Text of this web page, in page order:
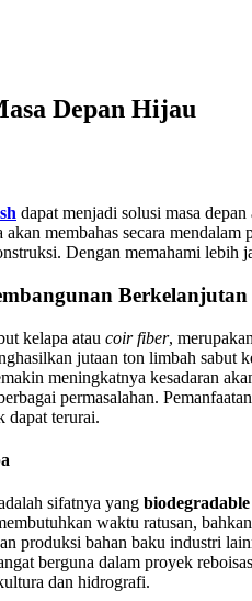
Depan Hijau
dapat menjadi solusi masa
membahas secara
Dengan memahami
Berkelanjutan
kelapa atau coir fiber,
jutaan ton limbah
meningkatnya kesadaran
permasalahan.
dapat terurai.
sifatnya yang biodegradable
waktu ratusan,
produksi bahan baku industri
berguna dalam proyek
dan hidrografi.